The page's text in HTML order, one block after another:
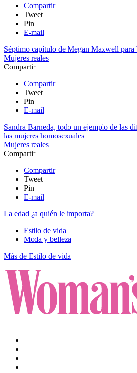
Compartir
Tweet
Pin
E-mail
Séptimo capítulo de Megan Maxwell para
Mujeres reales
Compartir
Compartir
Tweet
Pin
E-mail
Sandra Barneda, todo un ejemplo de las
las mujeres homosexuales
Mujeres reales
Compartir
Compartir
Tweet
Pin
E-mail
La edad ¿a quién le importa?
Estilo de vida
Moda y belleza
Más de Estilo de vida